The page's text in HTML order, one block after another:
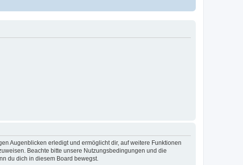
Augenblicken erledigt und ermöglicht dir, auf weitere Funktionen
Beachte bitte unsere Nutzungsbedingungen und die
du dich in diesem Board bewegst.